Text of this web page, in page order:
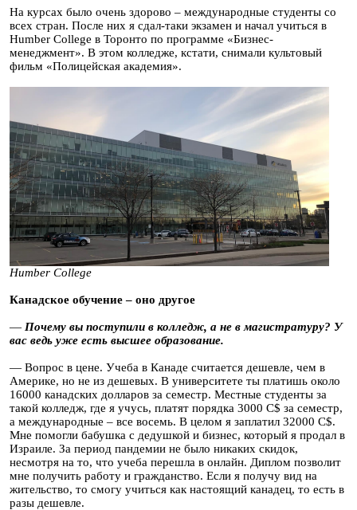
На курсах было очень здорово – международные студенты со
всех стран. После них я сдал-таки экзамен и начал учиться в
Humber College в Торонто по программе «Бизнес-
менеджмент». В этом колледже, кстати, снимали культовый
фильм «Полицейская академия».
Humber College
Канадское обучение – оно другое
— Почему вы поступили в колледж, а не в магистратуру? У
вас ведь уже есть высшее образование.
— Вопрос в цене. Учеба в Канаде считается дешевле, чем в
Америке, но не из дешевых. В университете ты платишь около
16000 канадских долларов за семестр. Местные студенты за
такой колледж, где я учусь, платят порядка 3000 C$ за семестр,
а международные – все восемь. В целом я заплатил 32000 C$.
Мне помогли бабушка с дедушкой и бизнес, который я продал в
Израиле. За период пандемии не было никаких скидок,
несмотря на то, что учеба перешла в онлайн. Диплом позволит
мне получить работу и гражданство. Если я получу вид на
жительство, то смогу учиться как настоящий канадец, то есть в
разы дешевле.